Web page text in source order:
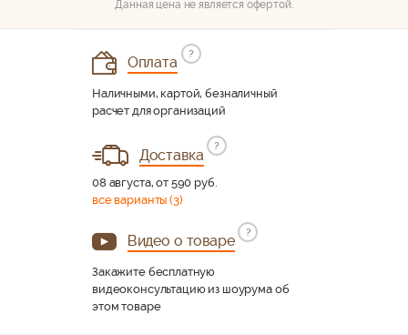
Данная цена не является офертой.
Оплата
?
Наличными, картой, безналичный
расчет для организаций
Доставка
?
08 августа, от 590 руб.
все варианты (3)
Видео о товаре
?
Закажите бесплатную
видеоконсультацию из шоурума об
этом товаре